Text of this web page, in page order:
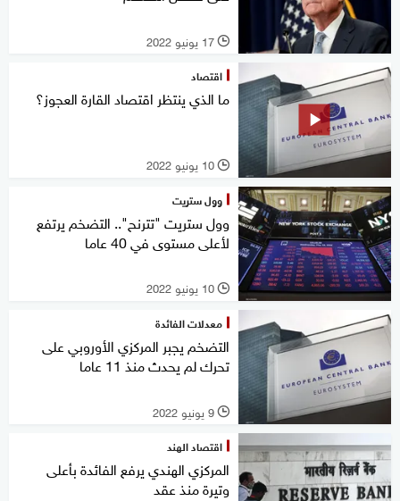
l 17 يونيو 2022
اقتصاد
ما الذي ينتظر اقتصاد القارة العجوز؟
l 10 يونيو 2022
وول ستريت
وول ستريت "تترنح".. التضخم يرتفع
لأعلى مستوى في 40 عاما
l 10 يونيو 2022
معدلات الفائدة
التضخم يجبر المركزي الأوروبي على
تحرك لم يحدث منذ 11 عاما
l 9 يونيو 2022
اقتصاد الهند
المركزي الهندي يرفع الفائدة بأعلى
وتيرة منذ عقد